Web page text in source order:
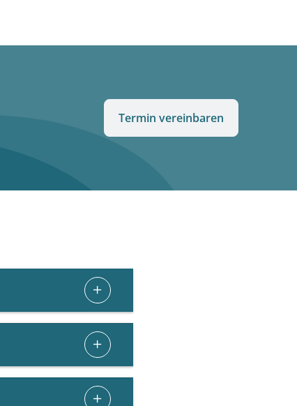
Termin vereinbaren